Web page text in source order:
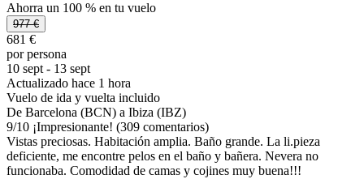
Ahorra un 100 % en tu vuelo
977 €
681 €
por persona
10 sept - 13 sept
Actualizado hace 1 hora
Vuelo de ida y vuelta incluido
De Barcelona (BCN) a Ibiza (IBZ)
9/10 ¡Impresionante! (309 comentarios)
Vistas preciosas. Habitación amplia. Baño grande. La li.pieza
deficiente, me encontre pelos en el baño y bañera. Nevera no
funcionaba. Comodidad de camas y cojines muy buena!!!